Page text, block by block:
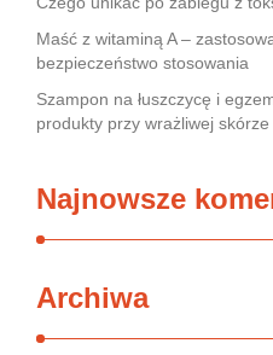
Maść z witaminą A –
bezpieczeństwo stosowania
Szampon na łuszczycę i
produkty przy wrażliwej skórze
Najnowsze
Archiwa